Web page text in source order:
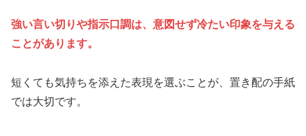
強い言い切りや指示口調は、意図せず冷たい印象を与える
ことがあります。
短くても気持ちを添えた表現を選ぶことが、置き配の手紙
では大切です。